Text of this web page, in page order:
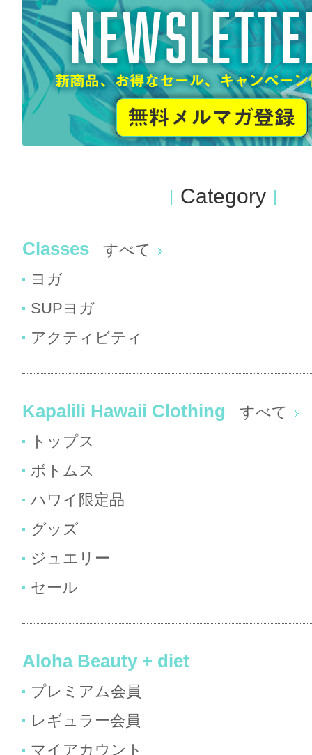
Category
Classes
すべて
ヨガ
SUPヨガ
アクティビティ
Kapalili Hawaii Clothing
すべて
トップス
ボトムス
ハワイ限定品
グッズ
ジュエリー
セール
Aloha Beauty + diet
プレミアム会員
レギュラー会員
マイアカウント